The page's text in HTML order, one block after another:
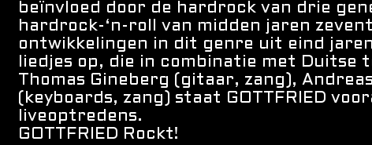
beïnvloed door de hardrock van drie
hardrock-‘n-roll van midden jaren
ontwikkelingen in dit genre uit eind
liedjes op, die in combinatie met
Thomas Gineberg (gitaar, zang),
(keyboards, zang) staat GOTTFRIED
liveoptredens.
GOTTFRIED Rockt!